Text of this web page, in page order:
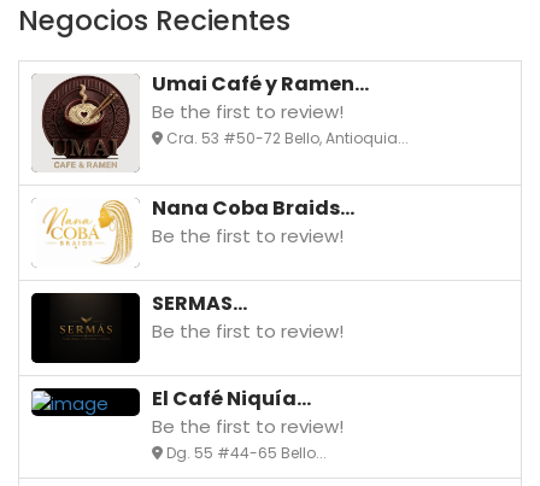
Negocios Recientes
Umai Café y Ramen...
Be the first to review!
Cra. 53 #50-72 Bello, Antioquia...
Nana Coba Braids...
Be the first to review!
SERMAS...
Be the first to review!
El Café Niquía...
Be the first to review!
Dg. 55 #44-65 Bello...